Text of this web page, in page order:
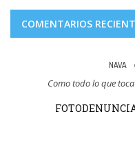
COMENTARIOS
NAVA
Como todo lo que